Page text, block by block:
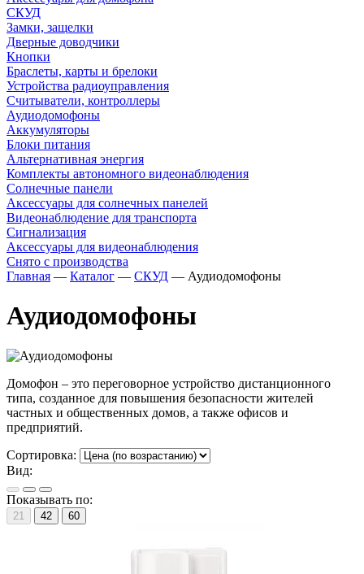
СКУД
Замки, защелки
Дверные доводчики
Кнопки
Браслеты, карты и брелоки
Устройства радиоуправления
Считыватели, контроллеры
Аудиодомофоны
Аккумуляторы
Блоки питания
Альтернативная энергия
Комплекты автономного видеонаблюдения
Солнечные панели
Аксессуары для солнечных панелей
Видеонаблюдение для транспорта
Сигнализация
Аксессуары для видеонаблюдения
Снято с производства
Главная — Каталог — СКУД — Аудиодомофоны
Аудиодомофоны
Домофон – это переговорное устройство дистанционного
типа, созданное для повышения безопасности жителей
частных и общественных домов, а также офисов и
предприятий.
Сортировка:
Вид:
Показывать по:
21 42 60